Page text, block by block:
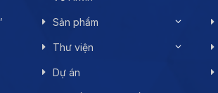
Sản phẩm
Thư viện
Dự án